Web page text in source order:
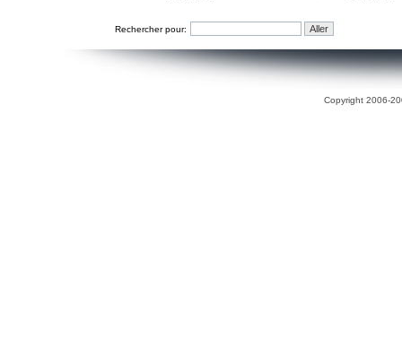
Rechercher pour:
Copyright 2006-